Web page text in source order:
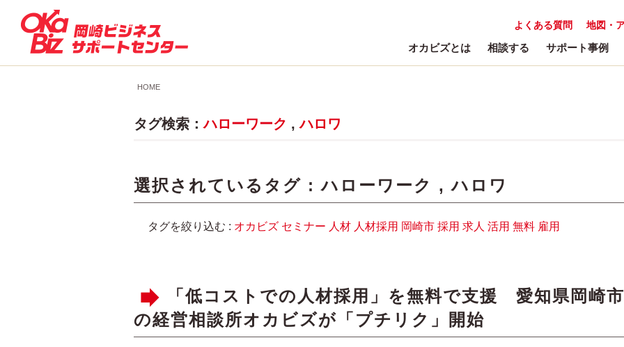
地図・
よくある質問
オカビズとは 相談する サポート事例
HOME
タグ検索：ハローワーク ,ハロワ
選択されているタグ :ハローワーク ,ハロワ
タグを絞り込む : オカビズ セミナー 人材 人材採用 岡崎市 採用 求人 活用 無料 雇用
「低コストでの人材採用」を無料で支援 愛知県岡崎市
の経営相談所オカビズが「プチリク」開始